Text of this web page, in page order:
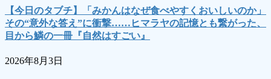
【今日のタブチ】「みかんはなぜ食べやすくおいしいのか」
その“意外な答え”に衝撃……ヒマラヤの記憶とも繋がった、
目から鱗の一冊『自然はすごい』
2026年8月3日